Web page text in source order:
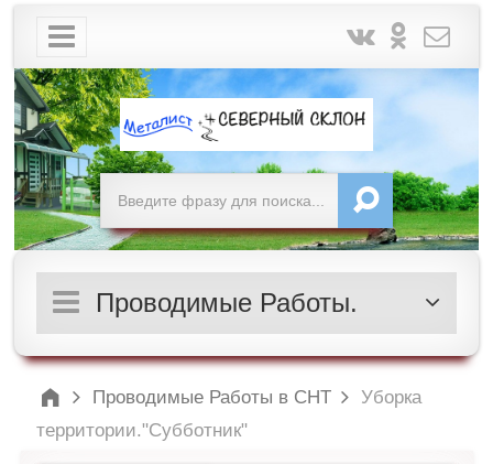
Проводимые Работы.
Проводимые Работы в СНТ
Уборка
территории."Субботник"